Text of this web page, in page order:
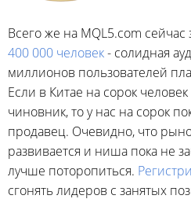
Всего же на MQL5.com
400 000 человек- солидная
миллионов пользователей
Если в Китае на сорок
чиновник, то у нас на сорок
продавец. Очевидно, что
развивается и ниша пока не
лучше поторопиться.
сгонять лидеров с занятых